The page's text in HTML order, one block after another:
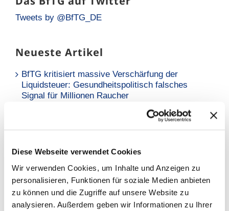
Diese Webseite verwendet Cookies
Wir verwenden Cookies, um Inhalte und Anzeigen zu
personalisieren, Funktionen für soziale Medien anbieten
zu können und die Zugriffe auf unsere Website zu
analysieren. Außerdem geben wir Informationen zu Ihrer
Tweets by @BfTG_DE
Neueste Artikel
BfTG kritisiert massive Verschärfung der
Liquidsteuer: Gesundheitspolitisch falsches
Signal für Millionen Raucher
Neue Analyse: Falsche Risikowahrnehmung hält
BfTG zum Referentenentwurf des
Grundproblem nicht – Kritik an
Stellungnahmefrist